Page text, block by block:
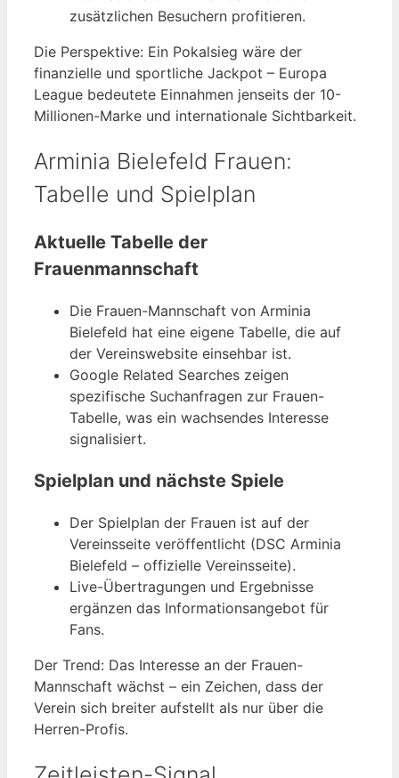
zusätzlichen Besuchern profitieren.
Die Perspektive: Ein Pokalsieg wäre der
finanzielle und sportliche Jackpot – Europa
League bedeutete Einnahmen jenseits der 10-
Millionen-Marke und internationale Sichtbarkeit.
Arminia Bielefeld Frauen:
Tabelle und Spielplan
Aktuelle Tabelle der
Frauenmannschaft
Die Frauen-Mannschaft von Arminia
Bielefeld hat eine eigene Tabelle, die auf
der Vereinswebsite einsehbar ist.
Google Related Searches zeigen
spezifische Suchanfragen zur Frauen-
Tabelle, was ein wachsendes Interesse
signalisiert.
Spielplan und nächste Spiele
Der Spielplan der Frauen ist auf der
Vereinsseite veröffentlicht (DSC Arminia
Bielefeld – offizielle Vereinsseite).
Live-Übertragungen und Ergebnisse
ergänzen das Informationsangebot für
Fans.
Der Trend: Das Interesse an der Frauen-
Mannschaft wächst – ein Zeichen, dass der
Verein sich breiter aufstellt als nur über die
Herren-Profis.